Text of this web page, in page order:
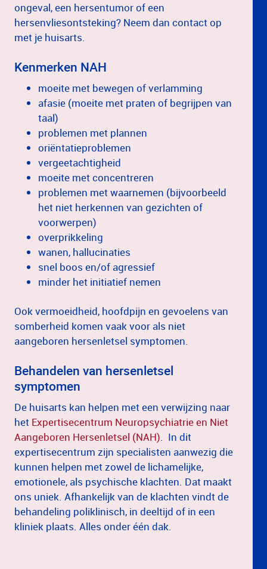
ongeval, een hersentumor of een
hersenvliesontsteking? Neem dan contact op
met je huisarts.
Kenmerken NAH
moeite met bewegen of verlamming
afasie (moeite met praten of begrijpen van
taal)
problemen met plannen
oriëntatieproblemen
vergeetachtigheid
moeite met concentreren
problemen met waarnemen (bijvoorbeeld
het niet herkennen van gezichten of
voorwerpen)
overprikkeling
wanen, hallucinaties
snel boos en/of agressief
minder het initiatief nemen
Ook vermoeidheid, hoofdpijn en gevoelens van
somberheid komen vaak voor als niet
aangeboren hersenletsel symptomen.
Behandelen van hersenletsel
symptomen
De huisarts kan helpen met een verwijzing naar
het Expertisecentrum Neuropsychiatrie en Niet
Aangeboren Hersenletsel (NAH). In dit
expertisecentrum zijn specialisten aanwezig die
kunnen helpen met zowel de lichamelijke,
emotionele, als psychische klachten. Dat maakt
ons uniek. Afhankelijk van de klachten vindt de
behandeling poliklinisch, in deeltijd of in een
kliniek plaats. Alles onder één dak.